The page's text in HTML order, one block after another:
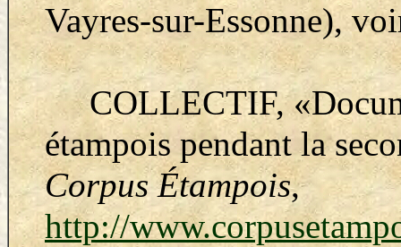
Vayres-sur-Essonne),
COLLECTIF,
étampois pendant la
Corpus Étampois,
http://